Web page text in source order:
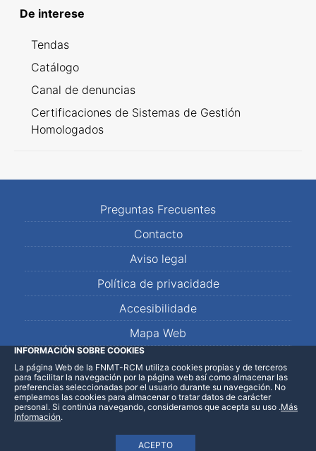
De interese
Tendas
Catálogo
Canal de denuncias
Certificaciones de Sistemas de Gestión
Homologados
Preguntas Frecuentes
Contacto
Aviso legal
Política de privacidade
Accesibilidade
Mapa Web
LinkedInFacebookWhatsApp
INFORMACIÓN SOBRE COOKIES
La página Web de la FNMT-RCM utiliza cookies propias y de terceros
para facilitar la navegación por la página web así como almacenar las
preferencias seleccionadas por el usuario durante su navegación. No
empleamos las cookies para almacenar o tratar datos de carácter
personal. Si continúa navegando, consideramos que acepta su uso
ACEPTO
.Más
Información.